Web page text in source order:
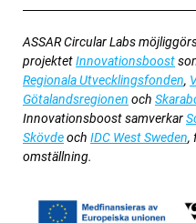
ASSAR Circular Labs
projektetInnovationsboost
Regionala Utvecklingsfonden,
Götalandsregionen och
Innovationsboost samverkar
Skövdeoch IDC West Sweden,
omställning.